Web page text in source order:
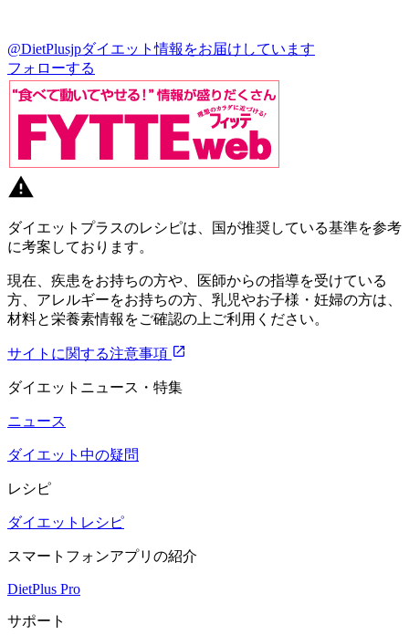
@DietPlusjpダイエット情報をお届けしています
フォローする
ダイエットプラスのレシピは、国が推奨している基準を参考
に考案しております。
現在、疾患をお持ちの方や、医師からの指導を受けている
方、アレルギーをお持ちの方、乳児やお子様・妊婦の方は、
材料と栄養素情報をご確認の上ご利用ください。
サイトに関する注意事項
ダイエットニュース・特集
ニュース
ダイエット中の疑問
レシピ
ダイエットレシピ
スマートフォンアプリの紹介
DietPlus Pro
サポート